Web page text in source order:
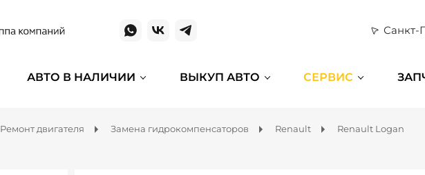
Санкт-
АВТО В НАЛИЧИИ ВЫКУП АВТО СЕРВИС
Ремонт двигателя Замена гидрокомпенсаторов Renault Renault Logan